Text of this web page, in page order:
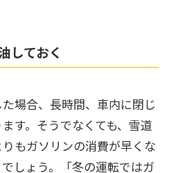
しておく
場合、長時間、車内に閉じ
す。そうでなくても、雪道
もガソリンの消費が早くな
しょう。「冬の運転ではガ